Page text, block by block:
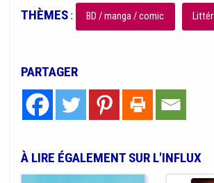
THÈMES: BD / manga / comic
PARTAGER
À LIRE ÉGALEMENT SUR L'INFLUX